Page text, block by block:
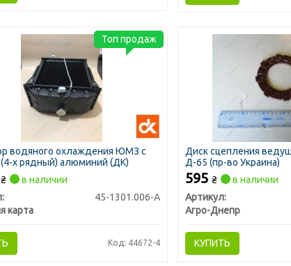
водяного охлаждения ЮМЗ с
х рядный) алюминий (ДК)
₴
в наличии
45-1301.006-А
карта
Код: 44672-4
Топ продаж
Диск сцепления
Д-65 (пр-во Украина)
595₴
в наличии
Артикул:
Агро-Днепр
КУПИТЬ